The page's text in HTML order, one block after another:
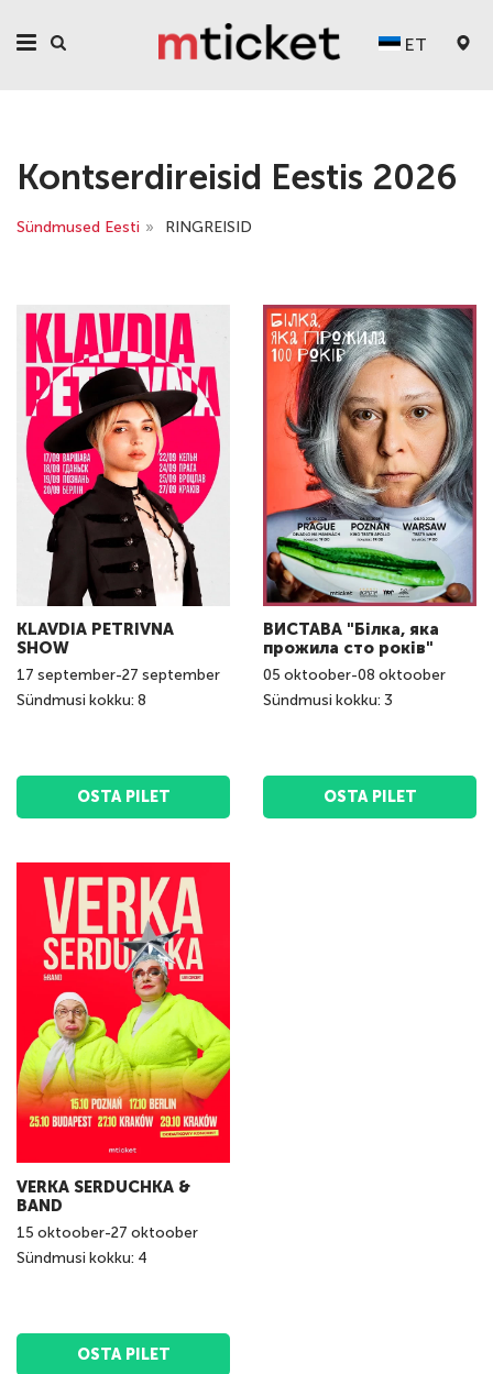
ET
Kontserdireisid Eestis 2026
Sündmused Eesti » RINGREISID
KLAVDIA PETRIVNA
SHOW
17 september-27 september
Sündmusi kokku: 8
OSTA PILET
ВИСТАВА "Білка, яка
прожила сто років"
05 oktoober-08 oktoober
Sündmusi kokku: 3
OSTA PILET
VERKA SERDUCHKA &
BAND
15 oktoober-27 oktoober
Sündmusi kokku: 4
OSTA PILET